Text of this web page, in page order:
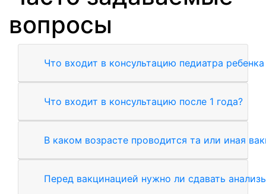
вопросы
Что входит в консультацию педиатра
Что входит в консультацию после 1 года?
В каком возрасте проводится та или иная
Перед вакцинацией нужно ли сдавать